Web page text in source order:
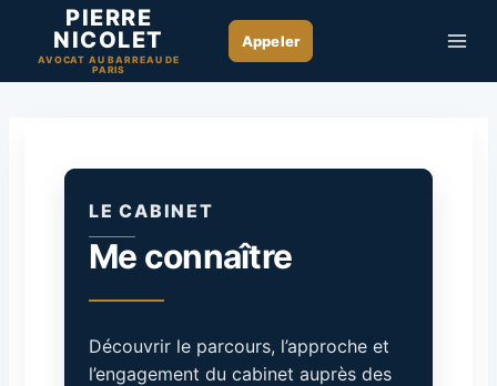
PIERRE
NICOLET
AVOCAT AU BARREAU DE
PARIS
LE CABINET
Me connaître
Découvrir le parcours, l’approche et
l’engagement du cabinet auprès des